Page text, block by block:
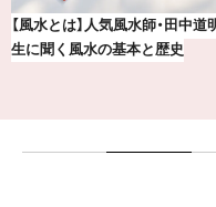
賢者たちに聞いてみた！ 嫉妬
手くつきあうコツとは？